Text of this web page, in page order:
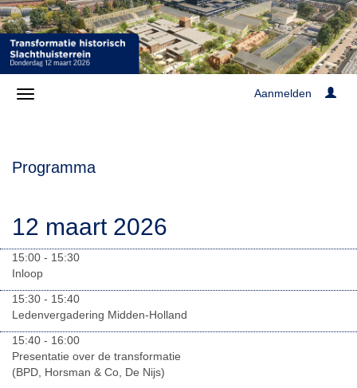
Aanmelden
Programma
12 maart 2026
15:00 - 15:30
Inloop
15:30 - 15:40
Ledenvergadering Midden-Holland
15:40 - 16:00
Presentatie over de transformatie
(BPD, Horsman & Co, De Nijs)